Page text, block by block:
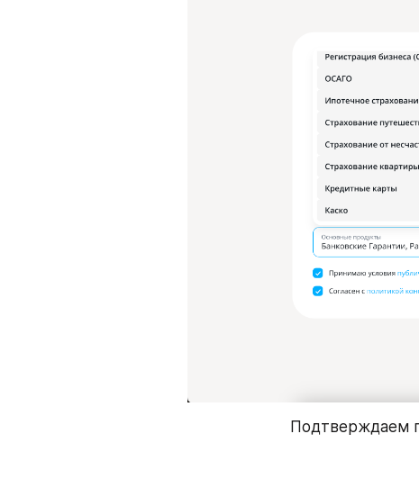
Подтверждаем